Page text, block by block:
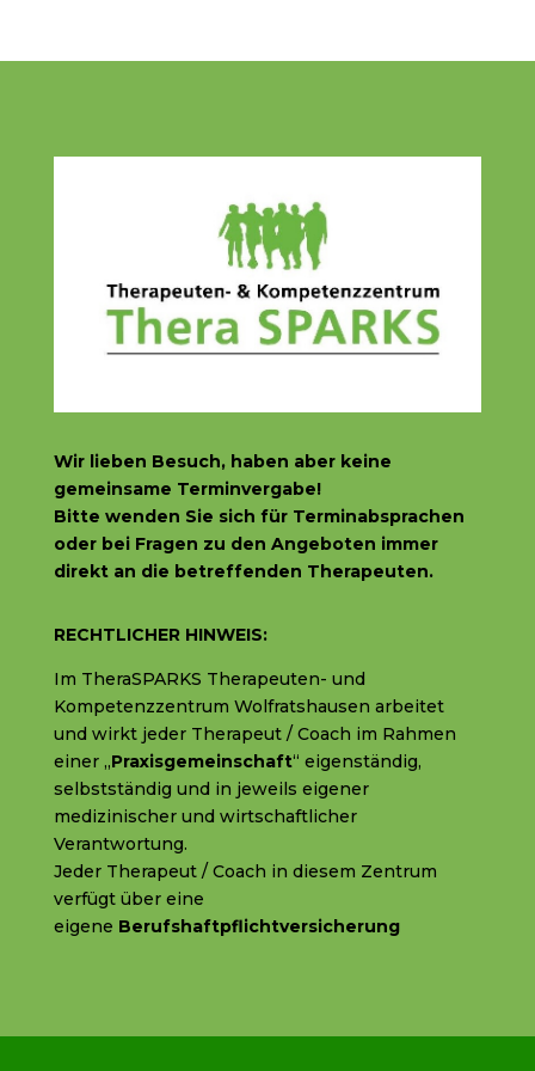
Wir lieben Besuch, haben aberkeine
gemeinsame Terminvergabe!
Bitte wenden Sie sich für Terminabsprachen
oder bei Fragen zu den Angeboten immer
direkt an die betreffenden Therapeuten.
RECHTLICHER HINWEIS:
Im TheraSPARKS Therapeuten- und
Kompetenzzentrum Wolfratshausen arbeitet
und wirkt jeder Therapeut / Coach im Rahmen
einer „Praxisgemeinschaft“ eigenständig,
selbstständig und in jeweils eigener
medizinischer und wirtschaftlicher
Verantwortung.
Jeder Therapeut / Coach in diesem Zentrum
verfügt über eine
eigene Berufshaftpflichtversicherung